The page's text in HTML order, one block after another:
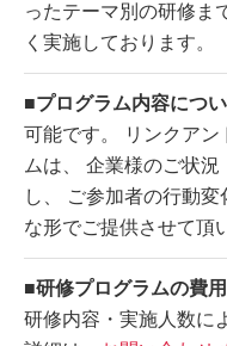
ったテーマ別の研修ま
く実施しております。
■プログラム内容につ
可能です。 リンクアン
ムは、 企業様のご状
し、 ご参加者の行動
な形でご提供させて頂
■研修プログラムの費
研修内容・実施人数に